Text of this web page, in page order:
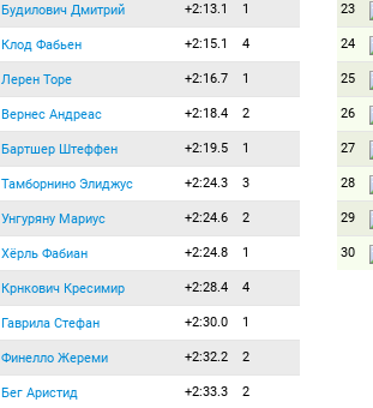
Будилович Дмитрий +2:13.1 1
Клод Фабьен +2:15.1 4
Лерен Торе +2:16.7 1
Вернес Андреас +2:18.4 2
Бартшер Штеффен +2:19.5 1
Тамборнино Элиджус +2:24.3 3
Унгуряну Мариус +2:24.6 2
Хёрль Фабиан +2:24.8 1
Крнкович Кресимир +2:28.4 4
Гаврила Стефан +2:30.0 1
Финелло Жереми +2:32.2 2
Бег Аристид +2:33.3 2
23
24
25
26
27
28
29
30